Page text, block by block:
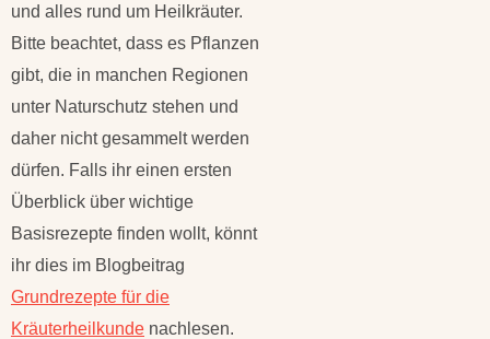
und alles rund um Heilkräuter.
Bitte beachtet, dass es Pflanzen
gibt, die in manchen Regionen
unter Naturschutz stehen und
daher nicht gesammelt werden
dürfen. Falls ihr einen ersten
Überblick über wichtige
Basisrezepte finden wollt, könnt
ihr dies im Blogbeitrag
Grundrezepte für die
Kräuterheilkunde nachlesen.